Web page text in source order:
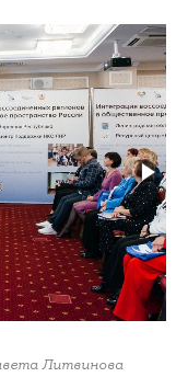
Литвинова